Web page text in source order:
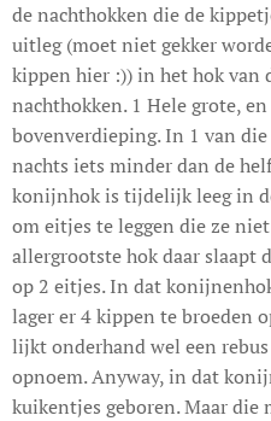
de nachthokken die de
uitleg (moet niet gekker
kippen hier :)) in het hok van
nachthokken. 1 Hele grote,
bovenverdieping. In 1 van
nachts iets minder dan de
konijnhok is tijdelijk leeg in
om eitjes te leggen die ze
allergrootste hok daar slaapt
op 2 eitjes. In dat
lager er 4 kippen te broeden
lijkt onderhand wel een
opnoem. Anyway, in dat
kuikentjes geboren. Maar